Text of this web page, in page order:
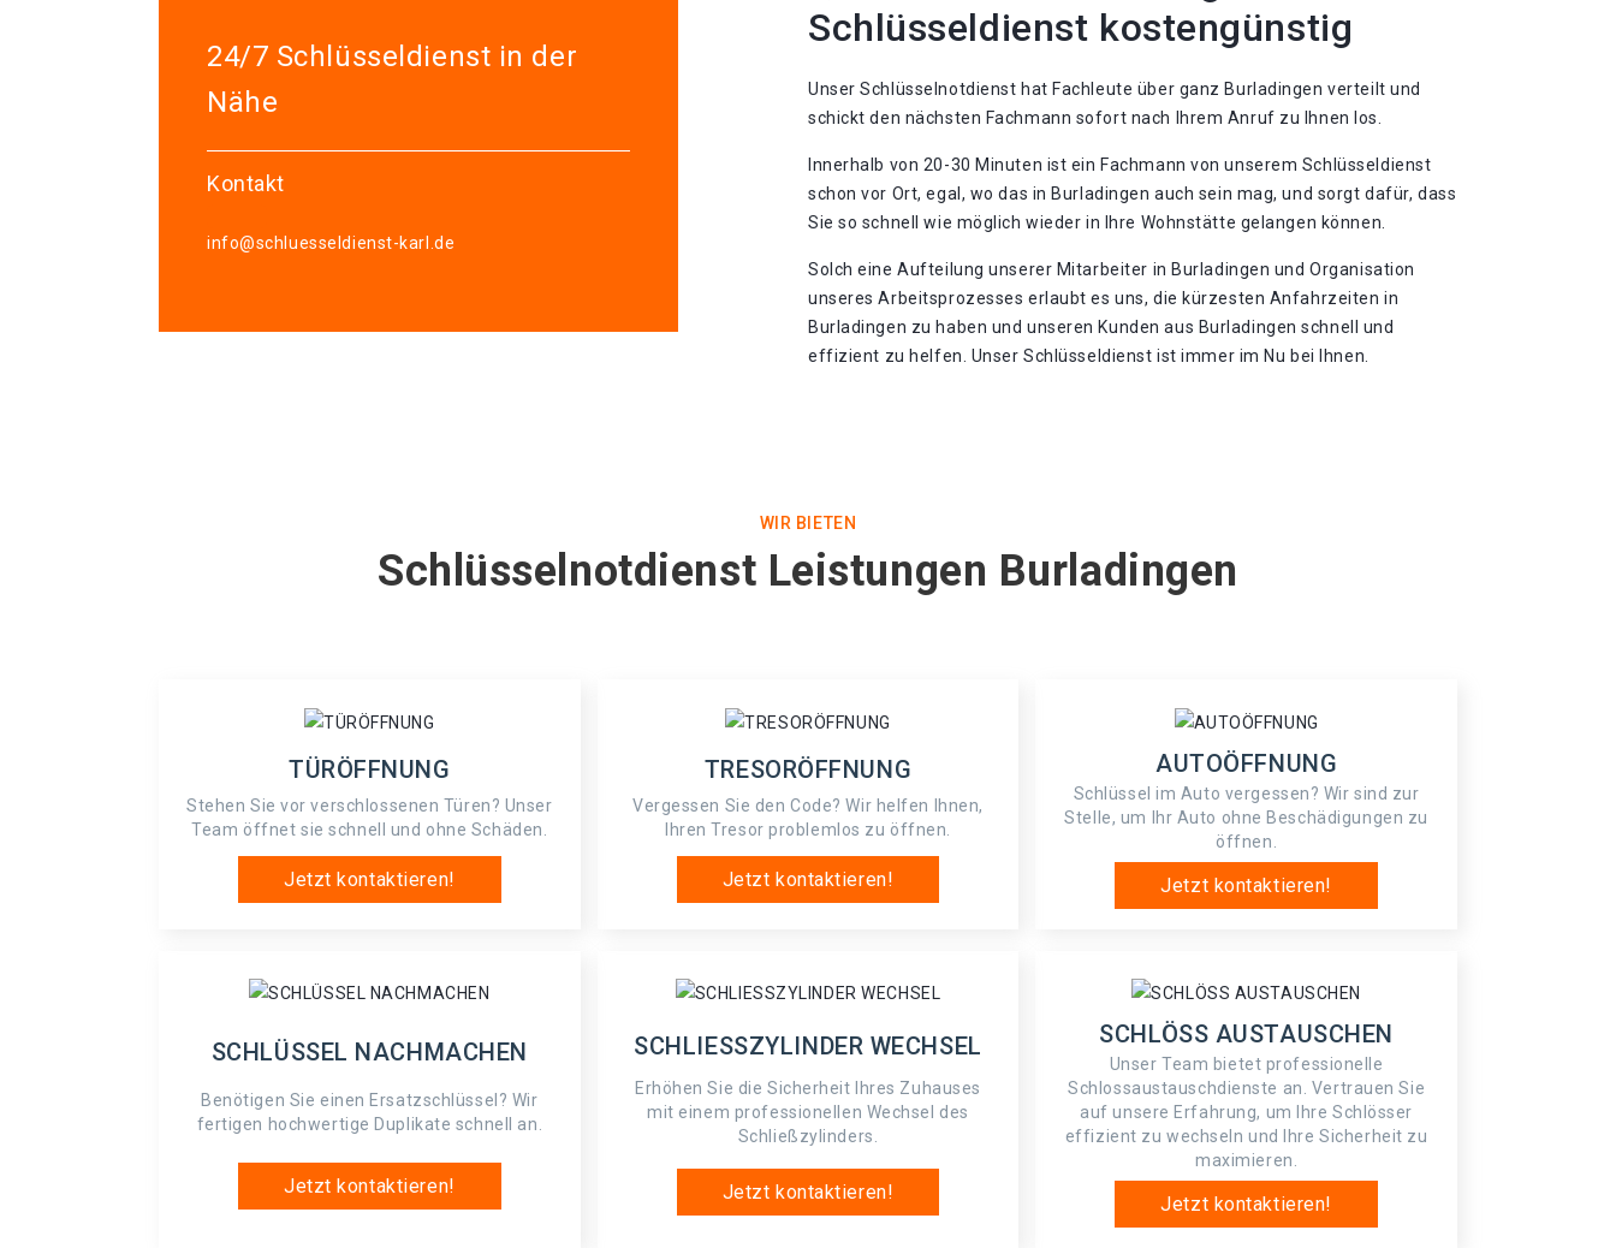
24/7 Schlüsseldienst in der
Nähe
Kontakt
info@schluesseldienst-karl.de
Schlüsseldienst kostengünstig
Unser Schlüsselnotdienst hat Fachleute über ganz Burladingen verteilt und
schickt den nächsten Fachmann sofort nach Ihrem Anruf zu Ihnen los.
Innerhalb von 20-30 Minuten ist ein Fachmann von unserem Schlüsseldienst
schon vor Ort, egal, wo das in Burladingen auch sein mag, und sorgt dafür, dass
Sie so schnell wie möglich wieder in Ihre Wohnstätte gelangen können.
Solch eine Aufteilung unserer Mitarbeiter in Burladingen und Organisation
unseres Arbeitsprozesses erlaubt es uns, die kürzesten Anfahrzeiten in
Burladingen zu haben und unseren Kunden aus Burladingen schnell und
effizient zu helfen. Unser Schlüsseldienst ist immer im Nu bei Ihnen.
WIR BIETEN
Schlüsselnotdienst Leistungen Burladingen
TÜRÖFFNUNG
Stehen Sie vor verschlossenen Türen? Unser
Team öffnet sie schnell und ohne Schäden.
Jetzt kontaktieren!
TRESORÖFFNUNG
Vergessen Sie den Code? Wir helfen Ihnen,
Ihren Tresor problemlos zu öffnen.
Jetzt kontaktieren!
AUTOÖFFNUNG
Schlüssel im Auto vergessen? Wir sind zur
Stelle, um Ihr Auto ohne Beschädigungen zu
öffnen.
Jetzt kontaktieren!
SCHLÜSSEL NACHMACHEN
Benötigen Sie einen Ersatzschlüssel? Wir
fertigen hochwertige Duplikate schnell an.
Jetzt kontaktieren!
SCHLIESSZYLINDER WECHSEL
Erhöhen Sie die Sicherheit Ihres Zuhauses
mit einem professionellen Wechsel des
Schließzylinders.
Jetzt kontaktieren!
SCHLÖSS AUSTAUSCHEN
Unser Team bietet professionelle
Schlossaustauschdienste an. Vertrauen Sie
auf unsere Erfahrung, um Ihre Schlösser
effizient zu wechseln und Ihre Sicherheit zu
maximieren.
Jetzt kontaktieren!